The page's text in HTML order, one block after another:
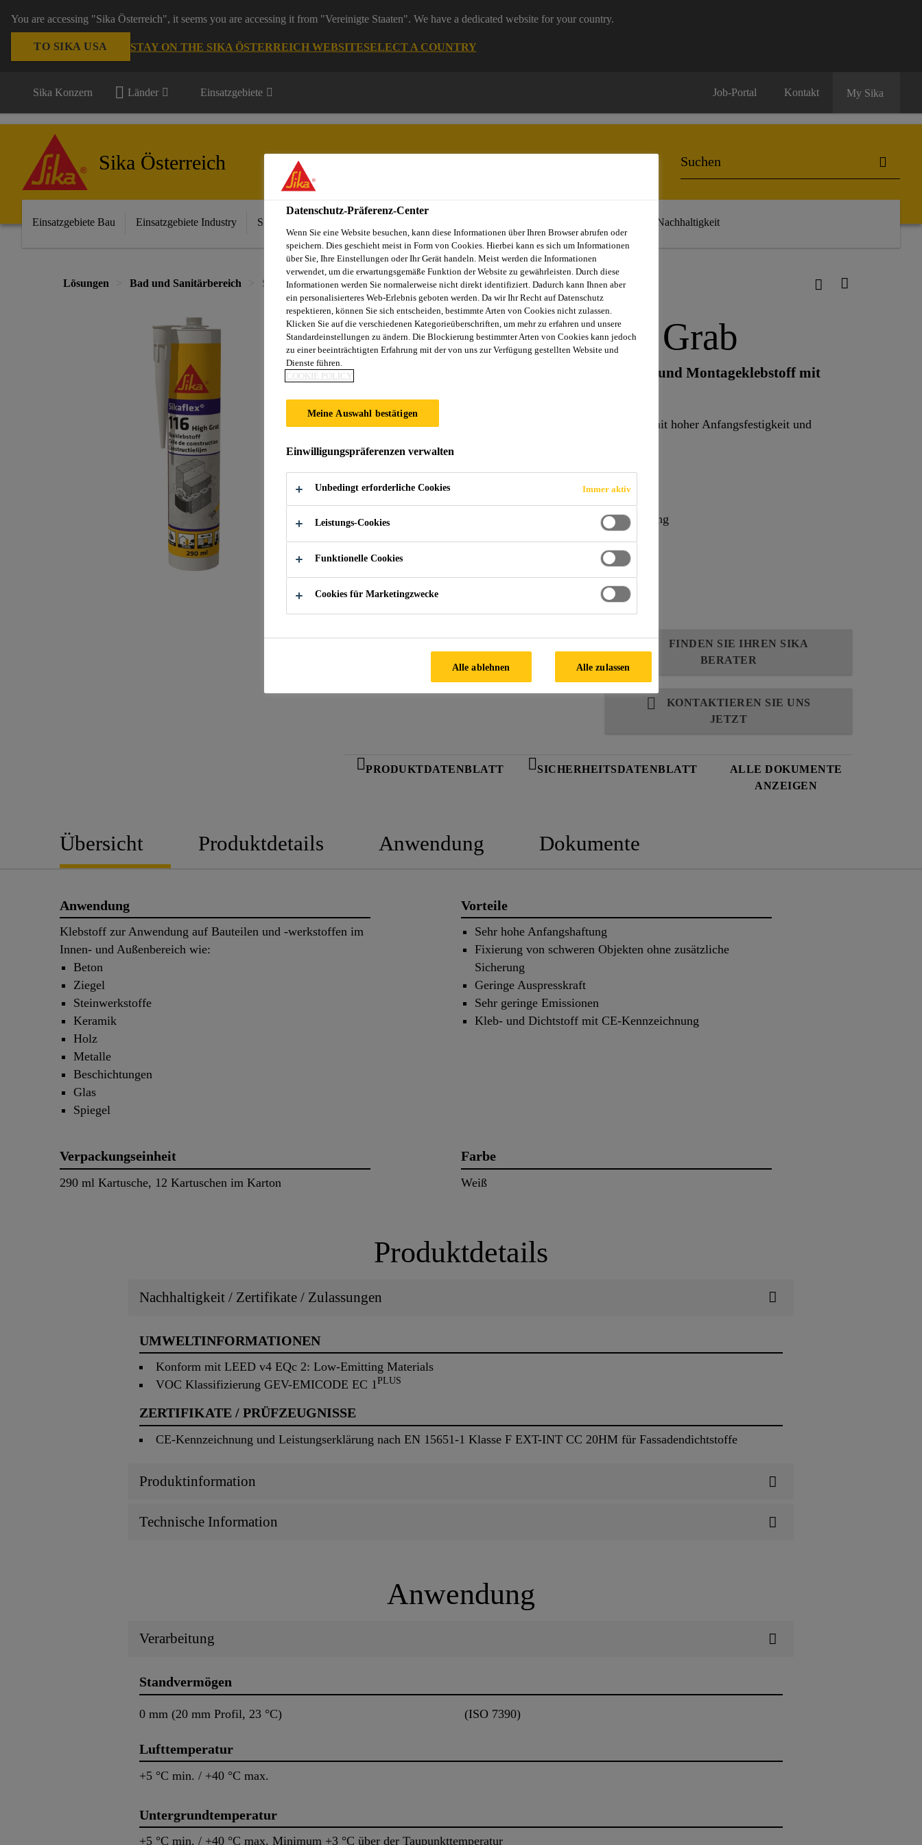
You are accessing "Sika Österreich", it seems you are accessing it from "Vereinigte Staaten". We have a dedicated website for your country.
TO SIKA USA STAY ON THE SIKA ÖSTERREICH WEBSITESELECT A COUNTRY
Sika Konzern Länder Einsatzgebiete Job-Portal Kontakt My Sika
Sika Österreich
Einsatzgebiete Bau Einsatzgebiete Industry Sika im Handel Nachhaltigkeit
Lösungen Bad und Sanitärbereich Sikaflex®-116 High Grab
Sikaflex®-116 High Grab
1-komponentiger, lösemittelfreier, elastischer Bau- und Montageklebstoff mit
Sikaflex®-116 High Grab ist ein Bau- und Montageklebstoff mit hoher Anfangsfestigkeit und
Sehr hohe Anfangshaftung
Fixierung von schweren Objekten ohne zusätzliche Sicherung
Geringe Auspresskraft
FINDEN SIE IHREN SIKA
BERATER
KONTAKTIEREN SIE UNS
JETZT
PRODUKTDATENBLATT SICHERHEITSDATENBLATT
ALLE DOKUMENTE
ANZEIGEN
Übersicht Produktdetails Anwendung Dokumente
Anwendung
Klebstoff zur Anwendung auf Bauteilen und -werkstoffen im
Innen- und Außenbereich wie:
Beton
Ziegel
Steinwerkstoffe
Keramik
Holz
Metalle
Beschichtungen
Glas
Spiegel
Vorteile
Sehr hohe Anfangshaftung
Fixierung von schweren Objekten ohne zusätzliche
Sicherung
Geringe Auspresskraft
Sehr geringe Emissionen
Kleb- und Dichtstoff mit CE-Kennzeichnung
Verpackungseinheit
290 ml Kartusche, 12 Kartuschen im Karton
Farbe
Weiß
Produktdetails
Nachhaltigkeit / Zertifikate / Zulassungen
UMWELTINFORMATIONEN
Konform mit LEED v4 EQc 2: Low-Emitting Materials
VOC Klassifizierung GEV-EMICODE EC 1PLUS
ZERTIFIKATE / PRÜFZEUGNISSE
CE-Kennzeichnung und Leistungserklärung nach EN 15651-1 Klasse F EXT-INT CC 20HM für Fassadendichtstoffe
Produktinformation
Technische Information
Anwendung
Verarbeitung
Standvermögen
0 mm (20 mm Profil, 23 °C) (ISO 7390)
Lufttemperatur
+5 °C min. / +40 °C max.
Untergrundtemperatur
+5 °C min. / +40 °C max. Minimum +3 °C über der Taupunkttemperatur
Datenschutz-Präferenz-Center
Wenn Sie eine Website besuchen, kann diese Informationen über Ihren Browser abrufen oder
speichern. Dies geschieht meist in Form von Cookies. Hierbei kann es sich um Informationen
über Sie, Ihre Einstellungen oder Ihr Gerät handeln. Meist werden die Informationen
verwendet, um die erwartungsgemäße Funktion der Website zu gewährleisten. Durch diese
Informationen werden Sie normalerweise nicht direkt identifiziert. Dadurch kann Ihnen aber
ein personalisierteres Web-Erlebnis geboten werden. Da wir Ihr Recht auf Datenschutz
respektieren, können Sie sich entscheiden, bestimmte Arten von Cookies nicht zulassen.
Klicken Sie auf die verschiedenen Kategorieüberschriften, um mehr zu erfahren und unsere
Standardeinstellungen zu ändern. Die Blockierung bestimmter Arten von Cookies kann jedoch
zu einer beeinträchtigten Erfahrung mit der von uns zur Verfügung gestellten Website und
Dienste führen.
COOKIE POLICY
Meine Auswahl bestätigen
Einwilligungspräferenzen verwalten
Unbedingt erforderliche Cookies Immer aktiv
Leistungs-Cookies
Funktionelle Cookies
Cookies für Marketingzwecke
Alle ablehnen Alle zulassen